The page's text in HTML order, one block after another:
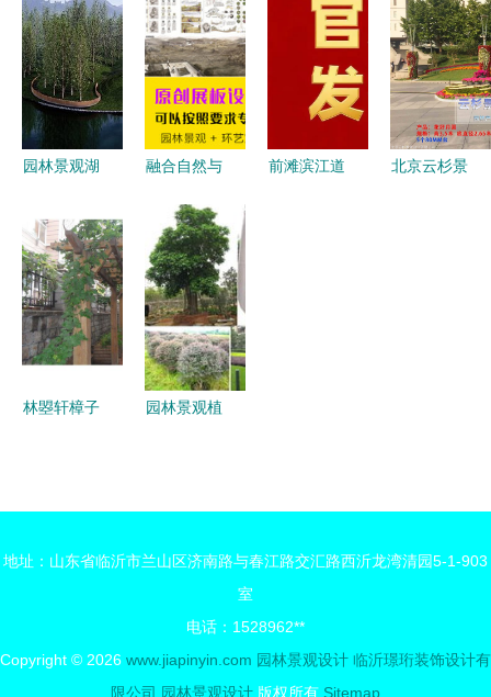
富素材下的
建筑工程设
计
交融
与设计图纸
观设计的完
美融合
园林景观湖
然与人文的
完美融合
融合自然与
园林景观与
建筑工程设
计的排版艺
术
前滩滨江道
北京云杉景
林曌轩樟子
观设计
园林景观植
要点
地址：山东省临沂市兰山区济南路与春江路交汇路西沂龙湾清园5-1-903
室
电话：1528962**
Copyright © 2026 www.jiapinyin.com 园林景观设计 临沂璟珩装饰设计有
限公司 园林景观设计 版权所有 Sitemap